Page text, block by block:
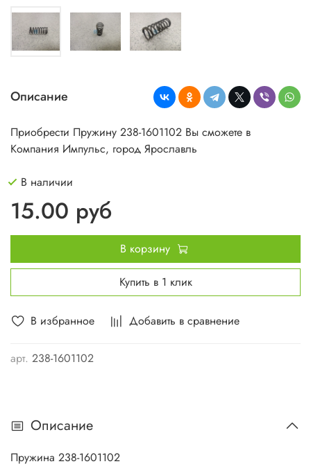
В избранное Добавить в сравнение
арт. 238-1601102
Описание
Приобрести Пружину 238-1601102 Вы сможете в
Компания Импульс, город Ярославль
В наличии
15.00 руб
В корзину
Купить в 1 клик
Описание
Пружина 238-1601102